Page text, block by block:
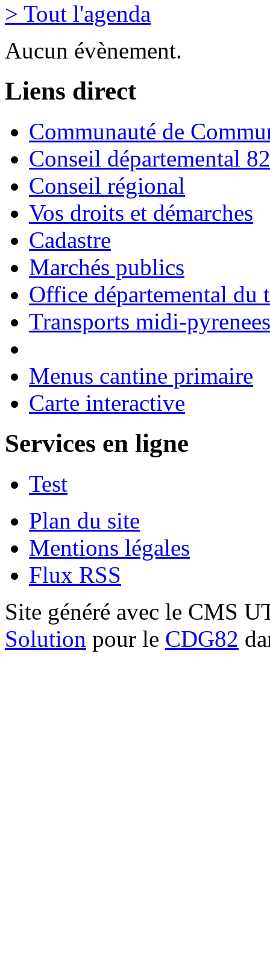
> Tout l'agenda
Aucun évènement.
Liens direct
Communauté de
Conseil départemental 82
Conseil régional
Vos droits et démarches
Cadastre
Marchés publics
Office départemental du
Transports midi-pyrenees
Menus cantine primaire
Carte interactive
Services en ligne
Test
Plan du site
Mentions légales
Flux RSS
Site généré avec le CMS
Solution pour le CDG82